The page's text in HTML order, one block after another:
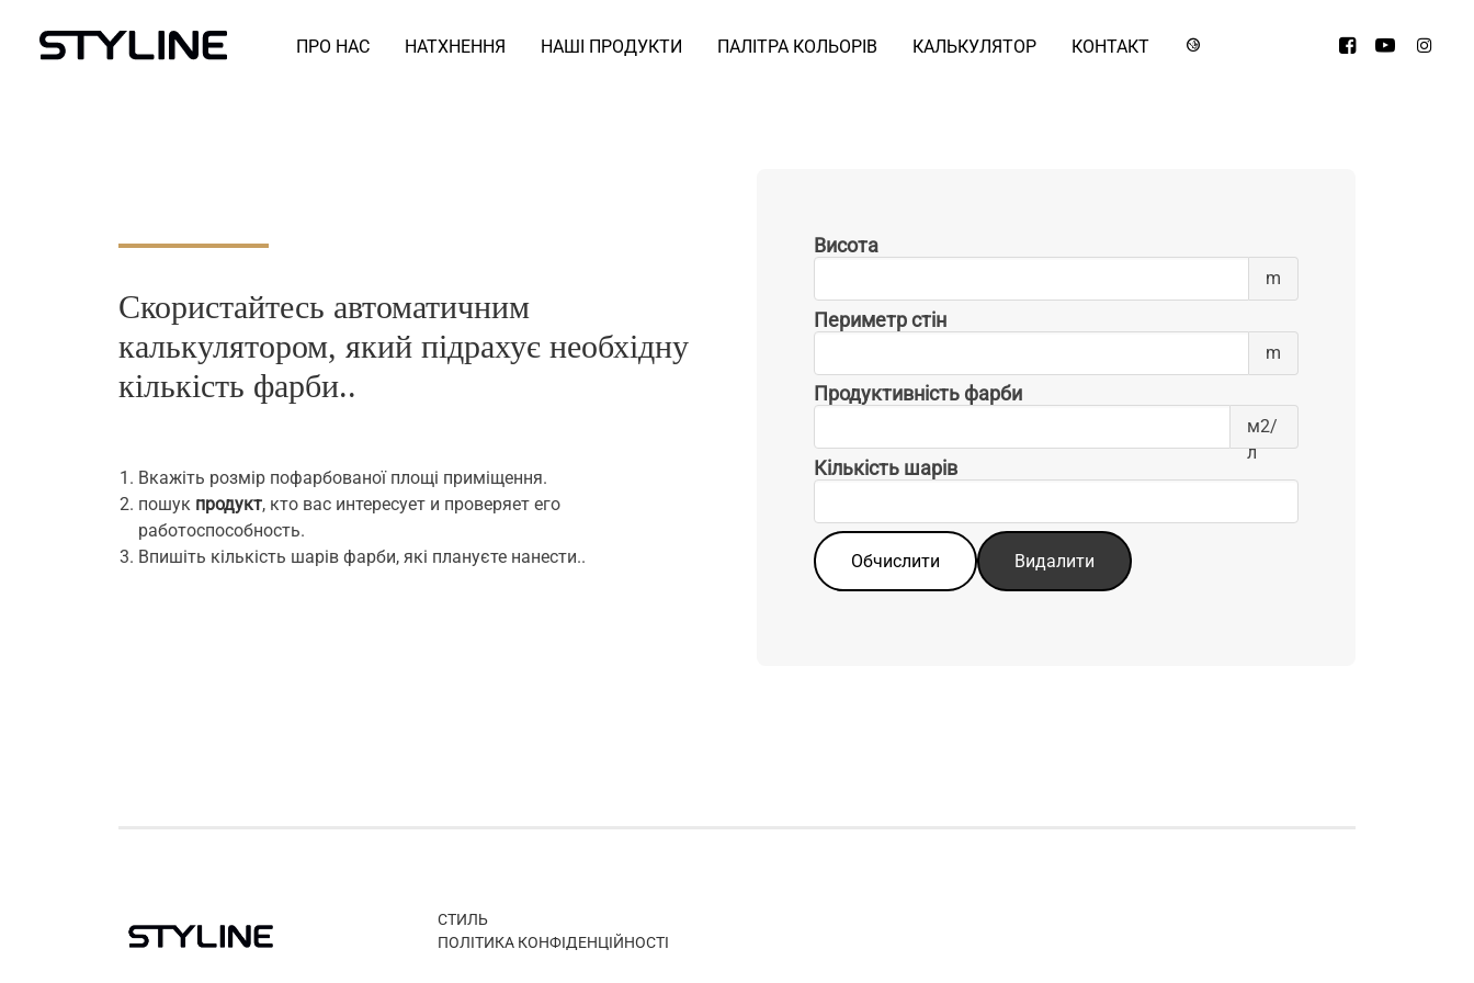
ПРО НАС НАТХНЕННЯ НАШІ ПРОДУКТИ ПАЛІТРА КОЛЬОРІВ КАЛЬКУЛЯТОР КОНТАКТ
Скористайтесь автоматичним
калькулятором, який підрахує необхідну
кількість фарби..
Вкажіть розмір пофарбованої площі приміщення.
пошук продукт, кто вас интересует и проверяет его
работоспособность.
Впишіть кількість шарів фарби, які плануєте нанести..
Висота
m
Периметр стін
m
стін
Продуктивність фарби
м2/
л
фарби
Кількість шарів
шарів
Обчислити Видалити
СТИЛЬ
ПОЛІТИКА КОНФІДЕНЦІЙНОСТІ